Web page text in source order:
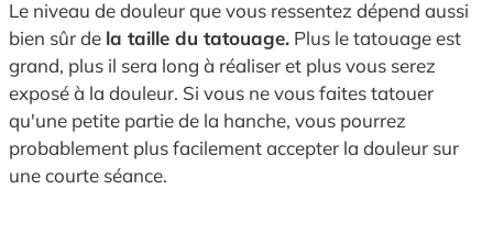
Le niveau de douleur que vous ressentez dépend aussi
bien sûr de la taille du tatouage. Plus le tatouage est
grand, plus il sera long à réaliser et plus vous serez
exposé à la douleur. Si vous ne vous faites tatouer
qu'une petite partie de la hanche, vous pourrez
probablement plus facilement accepter la douleur sur
une courte séance.